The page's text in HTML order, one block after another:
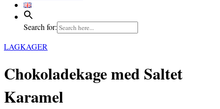
Search for:
LAGKAGER
Chokoladekage med Saltet
Karamel